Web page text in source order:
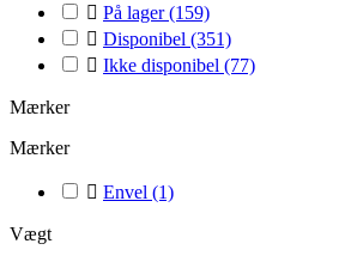
 På lager(159)
 Disponibel (351)
 Ikke disponibel (77)
Mærker
Mærker
 Envel (1)
Vægt